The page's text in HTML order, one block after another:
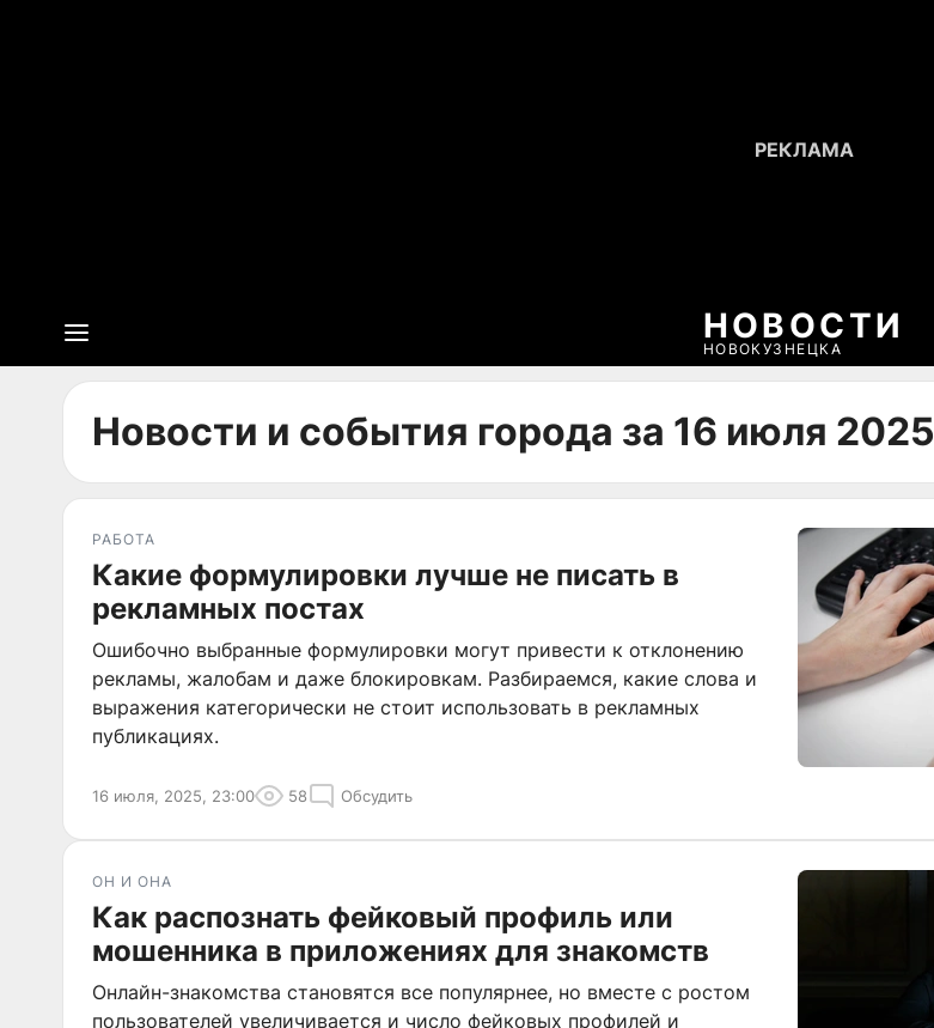
НОВОСТИ
НОВОКУЗНЕЦКА
Новости и события города за 16 июля 2025
РАБОТА
Какие формулировки лучше не писать в
рекламных постах
Ошибочно выбранные формулировки могут привести к отклонению
рекламы, жалобам и даже блокировкам. Разбираемся, какие слова и
выражения категорически не стоит использовать в рекламных
публикациях.
16 июля, 2025, 23:00 58 Обсудить
ОН И ОНА
Как распознать фейковый профиль или
мошенника в приложениях для знакомств
Онлайн-знакомства становятся все популярнее, но вместе с ростом
пользователей увеличивается и число фейковых профилей и